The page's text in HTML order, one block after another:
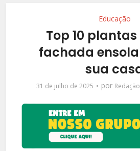
Educação
Top 10
fachada
sua
31 de julho de 2025 por Redação